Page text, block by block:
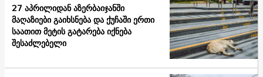
27 აპრილიდან აზერბაიჯანში
მაღაზიები გაიხსნება და ქუჩაში ერთი
საათით მეტის გატარება იქნება
შესაძლებელი